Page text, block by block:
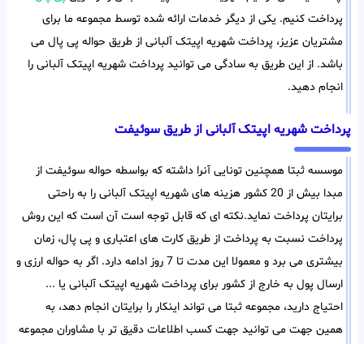
پرداخت کنیم. یکی از دیگر خدمات ارائه شده توسط مجموعه ما برای
مشتریان عزیز، پرداخت شهریه اپیتک آلبانی از طریق حواله پی پال می
باشد. از این طریق به سادگی می توانید پرداخت شهریه اپیتک آلبانی را
انجام دهید.
پرداخت شهریه اپیتک آلبانی از طریق سوئیفت
موسسه ثبتا همچنین تونایی آنرا داشته که بواسطه حواله سوئیفت از
مبدا بیش از 20 کشور هزینه های شهریه اپیتک آلبانی را به راحتی
برایتان پرداخت نماید.نکته ای که قابل توجه است آن است که این روش
پرداخت نسبت به پرداخت از طریق کارت های اعتباری و پی پال، زمان
بیشتری می برد و معمولا این مدت تا 7 روز ادامه دارد. اگر به حواله ارزی و
ارسال پول به خارج از کشور برای پرداخت شهریه اپیتک آلبانی یا ...
احتیاج دارید، مجموعه ثبتا می تواند اینکار را برایتان انجام دهد، به
همین جهت می توانید جهت کسب اطلاعات دقیق تر با مشاوران مجموعه